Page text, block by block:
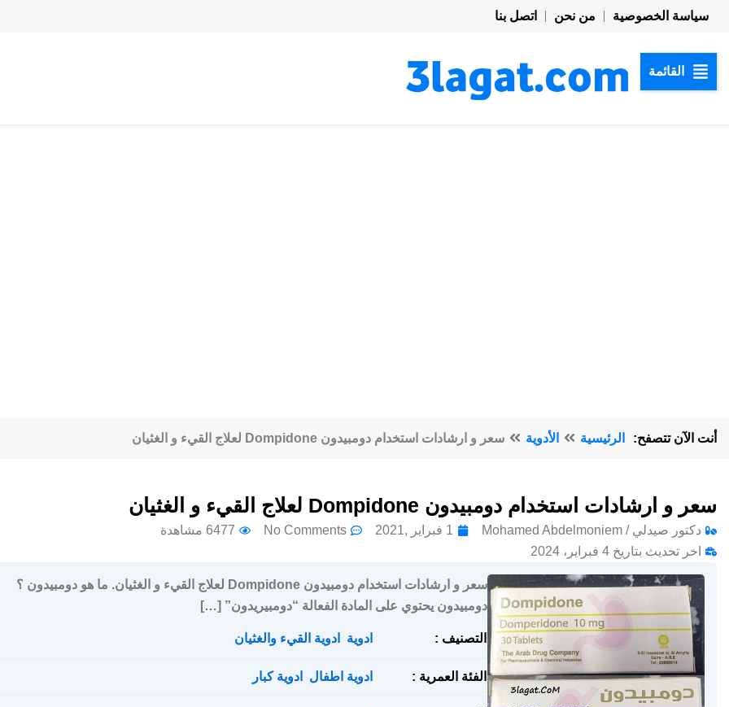
المحتوى
سياسة الخصوصية من نحن اتصل بنا
القائمة
أنت الآن تتصفح: الرئيسية الأدوية سعر و ارشادات استخدام دومبيدون Dompidone لعلاج القيء و الغثيان
سعر و ارشادات استخدام دومبيدون Dompidone لعلاج القيء و الغثيان
دكتور صيدلي / Mohamed Abdelmoniem 1 فبراير ,2021 No Comments
6477 مشاهدة
اخر تحديث بتاريخ 4 فبراير، 2024
سعر و ارشادات استخدام دومبيدون Dompidone لعلاج القيء و الغثيان. ما هو دومبيدون ؟
دومبيدون يحتوي على المادة الفعالة “دومبيريدون” […]
التصنيف : ادوية ادوية القيء والغثيان
الفئة العمرية : ادوية اطفال ادوية كبار